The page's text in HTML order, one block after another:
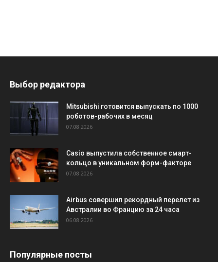
Выбор редактора
Mitsubishi готовится выпускать по 1000
роботов-рабочих в месяц
07.08.2026
Casio выпустила собственное смарт-
кольцо в уникальном форм-факторе
07.08.2026
Airbus совершил рекордный перелет из
Австралии во Францию за 24 часа
06.08.2026
Популярные посты